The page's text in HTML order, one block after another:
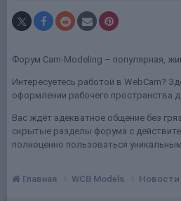
Форум Cam-Modeling – популярная,
Интересуетесь работой в WebCam?
оформлении рабочего пространства
Вас ждёт адекватное общение без
скрытые разделы форума с
полноценно пользоваться
Главная WCB Models Новости